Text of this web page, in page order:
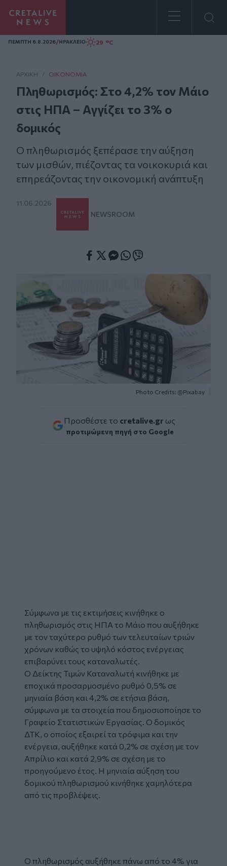
Homepage
ΠΕΜΠΤΗ 6.8.2026/ΗΡΑΚΛΕΙΟ 29 °C
ΑΡΧΙΚΗ / ΟΙΚΟΝΟΜΊΑ
Πληθωρισμός: Στο 4,2% τον Μάιο
στις ΗΠΑ – Αγγίζει το 3% ο
δομικός
Ο πληθωρισμός ξεπέρασε την αύξηση
των μισθών, πιέζοντας τα νοικοκυριά και
επηρεάζοντας την οικονομική ανάπτυξη
11.06.2026
NEWSROOM
Photo Credits: @Pixabay
Προσθέστε το cretalive.gr ως
προτιμώμενη πηγή στο Google
Σύμφωνα με τις εκτιμήσεις κινήθηκε ο
πληθωρισμός στις ΗΠΑ το Μάιο που αυξήθηκε
με τον ταχύτερο ρυθμό των τελευταίων τριών
χρόνων καθώς το υψηλό κόστος ενέργειας
επιβαρύνει τους καταναλωτές.
Ο Δείκτης Τιμών Καταναλωτή κινήθηκε με
εποχικά προσαρμοσμένο ρυθμό 0,5% σε
μηνιαία βάση και 4,2% σε ετήσια βάση,
σύμφωνα με τα στοιχεία που δημοσιοποίησε το
Γραφείο Στατιστικών Εργασίας. Ο δομικός
ΔΤΚ, ο οποίος εξαιρεί τα τρόφιμα και την
ενέργεια, αυξήθηκε κατά 0,2% σε σχέση με τον
Απρίλιο και κατά 2,9% σε σχέση με το
προηγούμενο έτος. Η μηνιαία αύξηση του
δομικού πληθωρισμού κινήθηκε χαμηλότερα
από τις προβλέψεις.
Ο πληθωρισμός αυξήθηκε πάνω από το 4% για